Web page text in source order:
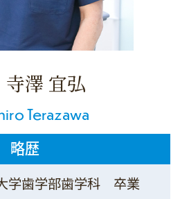
寺澤 宜弘
Terazawa
略歴
学歯学部歯学科 卒業